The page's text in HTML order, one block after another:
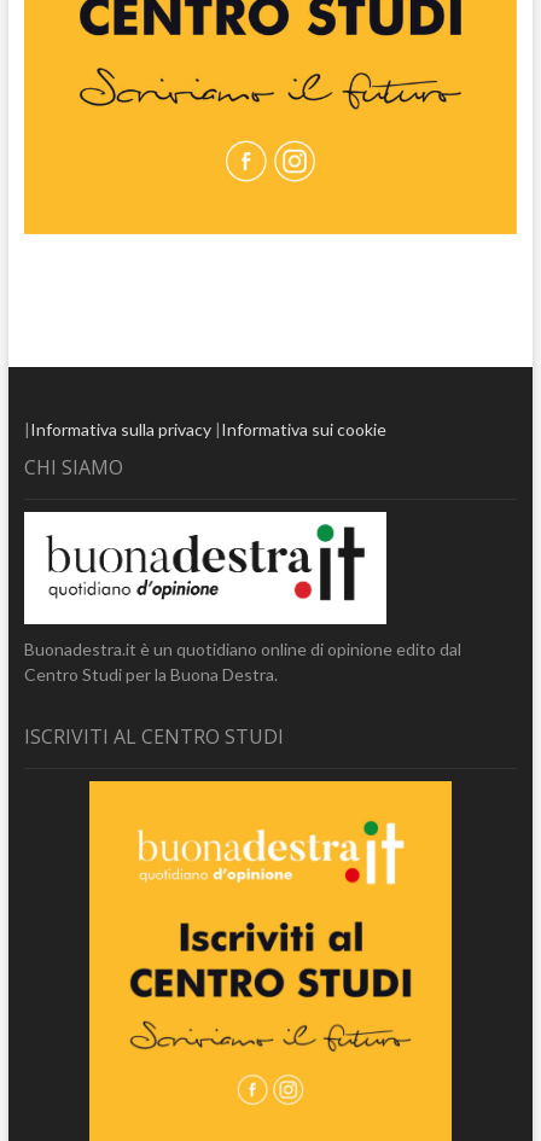
|Informativa sulla privacy|Informativa sui cookie
CHI SIAMO
Buonadestra.it è un quotidiano online di opinione edito dal
Centro Studi per la Buona Destra.
ISCRIVITI AL CENTRO STUDI